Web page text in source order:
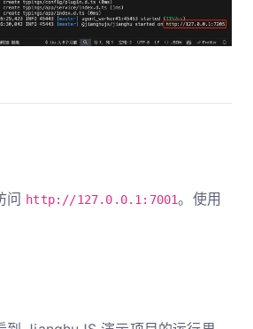
问 http://127.0.0.1:7001。使用